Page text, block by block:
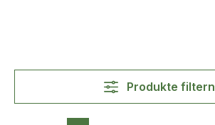
Produkte filtern